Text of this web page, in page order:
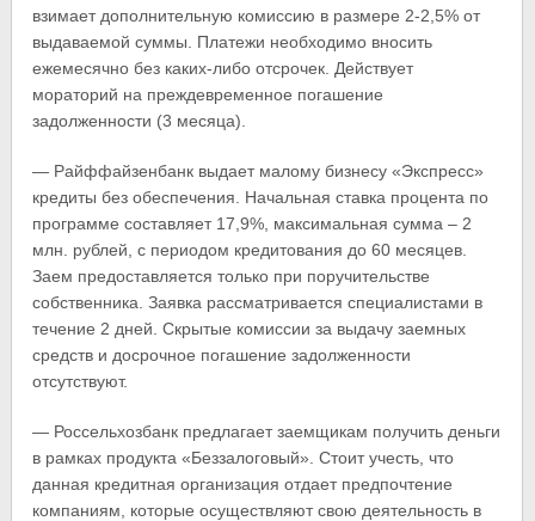
взимает дополнительную комиссию в размере 2-2,5% от
выдаваемой суммы. Платежи необходимо вносить
ежемесячно без каких-либо отсрочек. Действует
мораторий на преждевременное погашение
задолженности (3 месяца).
— Райффайзенбанк выдает малому бизнесу «Экспресс»
кредиты без обеспечения. Начальная ставка процента по
программе составляет 17,9%, максимальная сумма – 2
млн. рублей, с периодом кредитования до 60 месяцев.
Заем предоставляется только при поручительстве
собственника. Заявка рассматривается специалистами в
течение 2 дней. Скрытые комиссии за выдачу заемных
средств и досрочное погашение задолженности
отсутствуют.
— Россельхозбанк предлагает заемщикам получить деньги
в рамках продукта «Беззалоговый». Стоит учесть, что
данная кредитная организация отдает предпочтение
компаниям, которые осуществляют свою деятельность в